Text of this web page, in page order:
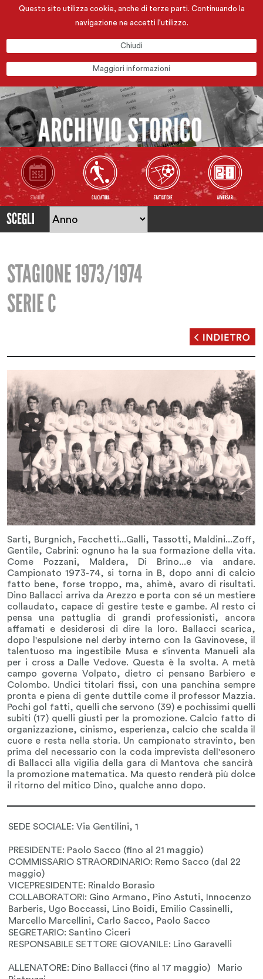
Questo sito utilizza cookie, anche di terze parti. Continuando la
navigazione ne accetti l'utilizzo.
Chiudi
Maggiori informazioni
SCEGLI
STAGIONE 1973/1974
SERIE C
Sarti, Burgnich, Facchetti...Galli, Tassotti, Maldini...Zoff,
Gentile, Cabrini: ognuno ha la sua formazione della vita.
Come Pozzani, Maldera, Di Brino...e via andare.
Campionato 1973-74, si torna in B, dopo anni di calcio
fatto bene, forse troppo, ma, ahimè, avaro di risultati.
Dino Ballacci arriva da Arezzo e porta con sé un mestiere
collaudato, capace di gestire teste e gambe. Al resto ci
pensa una pattuglia di grandi professionisti, ancora
affamati e desiderosi di dire la loro. Ballacci scarica,
dopo l'espulsione nel derby interno con la Gavinovese, il
talentuoso ma ingestibile Musa e s'inventa Manueli ala
per i cross a Dalle Vedove. Questa è la svolta. A metà
campo governa Volpato, dietro ci pensano Barbiero e
Colombo. Undici titolari fissi, con una panchina sempre
pronta e piena di gente duttile come il professor Mazzia.
Pochi gol fatti, quelli che servono (39) e pochissimi quelli
subiti (17) quelli giusti per la promozione. Calcio fatto di
organizzazione, cinismo, esperienza, calcio che scalda il
cuore e resta nella storia. Un campionato stravinto, ben
prima del necessario con la coda imprevista dell'esonero
di Ballacci alla vigilia della gara di Mantova che sancirà
la promozione matematica. Ma questo renderà più dolce
il ritorno del mitico Dino, qualche anno dopo.